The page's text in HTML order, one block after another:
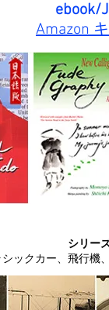
ebook/
Amazon
シリー
シックカー、飛行機